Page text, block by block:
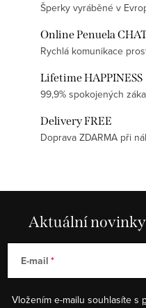
Šperky vyráběné v
Online Penuela
Rychlá komunikace
Lifetime HAPPINESS
99,9% spokojených
Delivery FREE
Doprava ZDARMA při
Aktuální novinky
E-mail
Vložením e-mailu souhlasíte s